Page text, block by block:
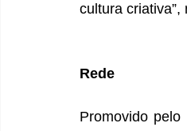
cultura
Rede
Promovido